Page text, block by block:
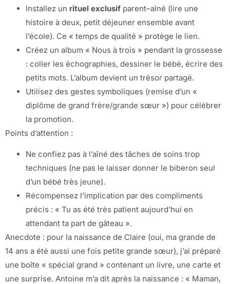
Installez un rituel exclusif parent–aîné (lire une
histoire à deux, petit déjeuner ensemble avant
l’école). Ce « temps de qualité » protège le lien.
Créez un album « Nous à trois » pendant la grossesse
: coller les échographies, dessiner le bébé, écrire des
petits mots. L’album devient un trésor partagé.
Utilisez des gestes symboliques (remise d’un «
diplôme de grand frère/grande sœur ») pour célébrer
la promotion.
Points d’attention :
Ne confiez pas à l’aîné des tâches de soins trop
techniques (ne pas le laisser donner le biberon seul
d’un bébé très jeune).
Récompensez l’implication par des compliments
précis : « Tu as été très patient aujourd’hui en
attendant ta part de gâteau ».
Anecdote : pour la naissance de Claire (oui, ma grande de
14 ans a été aussi une fois petite grande sœur), j’ai préparé
une boîte « spécial grand » contenant un livre, une carte et
une surprise. Antoine m’a dit après la naissance : « Maman,